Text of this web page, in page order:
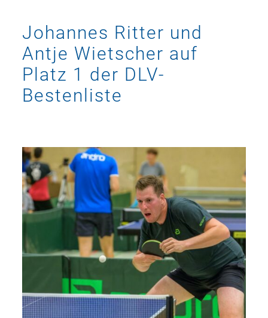
Johannes Ritter und
Antje Wietscher auf
Platz 1 der DLV-
Bestenliste